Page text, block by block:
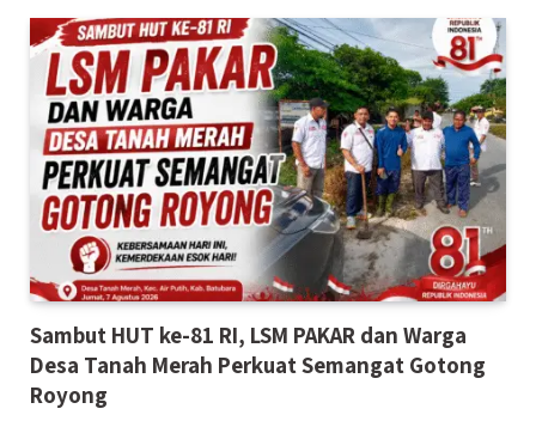
Sambut HUT ke-81 RI, LSM PAKAR dan Warga
Desa Tanah Merah Perkuat Semangat Gotong
Royong